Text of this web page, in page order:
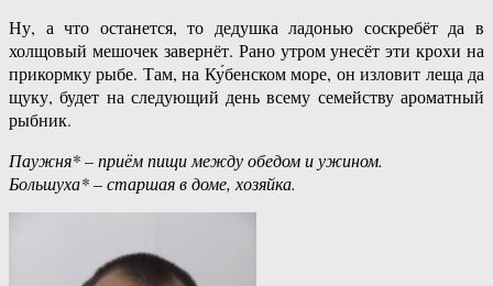
Ну, а что останется, то дедушка ладонью соскребёт да в
холщовый мешочек завернёт. Рано утром унесёт эти крохи на
прикормку рыбе. Там, на Ку́бенском море, он изловит леща да
щуку, будет на следующий день всему семейству ароматный
рыбник.
Паужня* – приём пищи между обедом и ужином.
Большуха* – старшая в доме, хозяйка.